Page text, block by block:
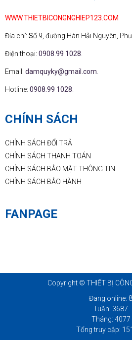
WWW.THIETBICONGNGHIEP123.COM
Địa chỉ: Số 9, đường Hàn Hải Nguyên,
Điện thoại: 0908.99 1028
Email: damquyky@gmail.com
Hotline: 0908.99 1028
CHÍNH SÁCH
CHÍNH SÁCH ĐỔI TRẢ
CHÍNH SÁCH THANH TOÁN
CHÍNH SÁCH BẢO MẬT THÔNG TIN
CHÍNH SÁCH BẢO HÀNH
FANPAGE
Copyright © THIẾT BỊ
Đang online: 8
Tuần: 3687
Tháng: 4077
Tổng truy cập: